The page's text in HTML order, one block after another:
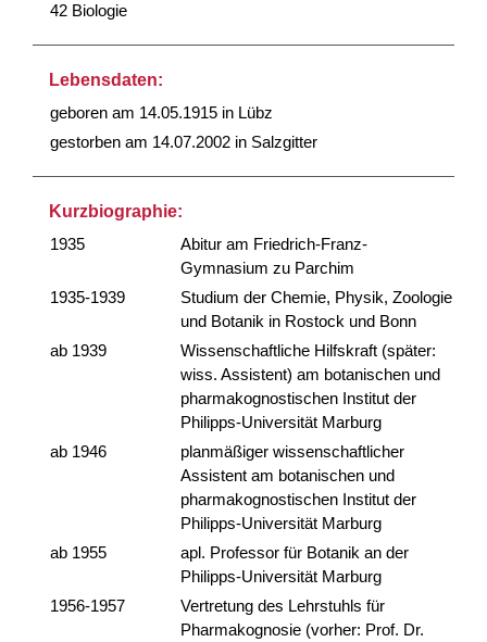
42 Biologie
Lebensdaten:
geboren am 14.05.1915 in Lübz
gestorben am 14.07.2002 in Salzgitter
Kurzbiographie:
1935
Abitur am Friedrich-Franz-
Gymnasium zu Parchim
1935-1939
Studium der Chemie, Physik, Zoologie
und Botanik in Rostock und Bonn
ab 1939
Wissenschaftliche Hilfskraft (später:
wiss. Assistent) am botanischen und
pharmakognostischen Institut der
Philipps-Universität Marburg
ab 1946
planmäßiger wissenschaftlicher
Assistent am botanischen und
pharmakognostischen Institut der
Philipps-Universität Marburg
ab 1955
apl. Professor für Botanik an der
Philipps-Universität Marburg
1956-1957
Vertretung des Lehrstuhls für
Pharmakognosie (vorher: Prof. Dr.